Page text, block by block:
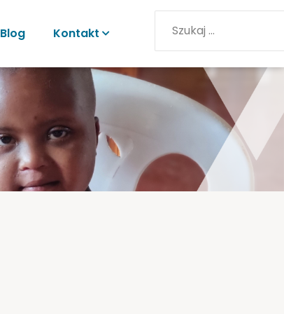
Blog Kontakt